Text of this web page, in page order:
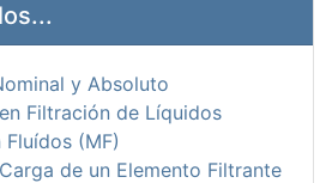
y Absoluto
Filtración de Líquidos
(MF)
de un Elemento Filtrante